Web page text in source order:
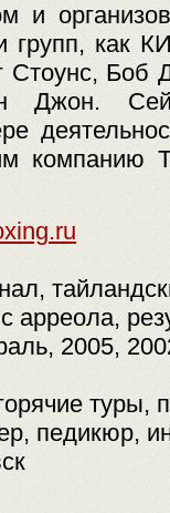
и
групп, как
Боб
компанию
арреола,
2005,
туры,
педикюр,